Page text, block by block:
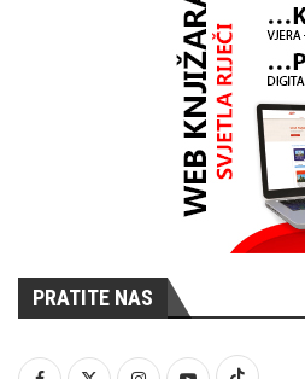
PRATITE NAS